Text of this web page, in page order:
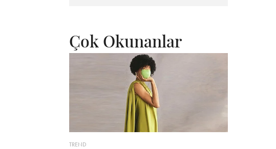
Çok Okunanlar
TREND